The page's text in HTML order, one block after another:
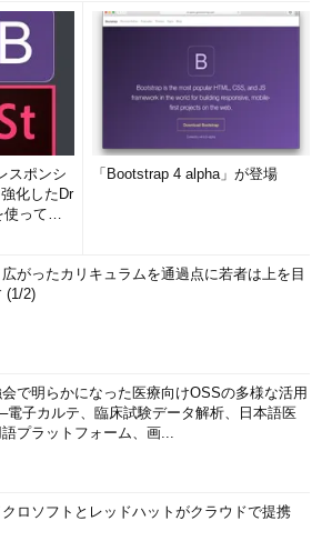
スポンシ
化したDr
使って
「Bootstrap 4 alpha」が登場
広がったカリキュラムを通過点に若者は上を目
(1/2)
で明らかになった医療向けOSSの多様な活用
電子カルテ、臨床試験データ解析、日本語医
プラットフォーム、画...
クロソフトとレッドハットがクラウドで提携